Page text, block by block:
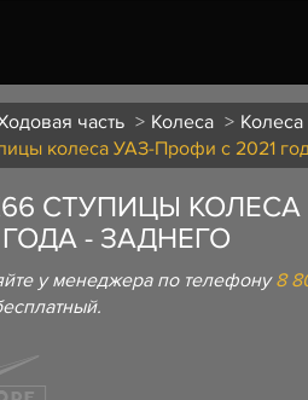
часть Колеса
колеса УАЗ-Профи с 2021
СТУПИЦЫ КОЛЕСА
- ЗАДНЕГО
у менеджера по телефону8